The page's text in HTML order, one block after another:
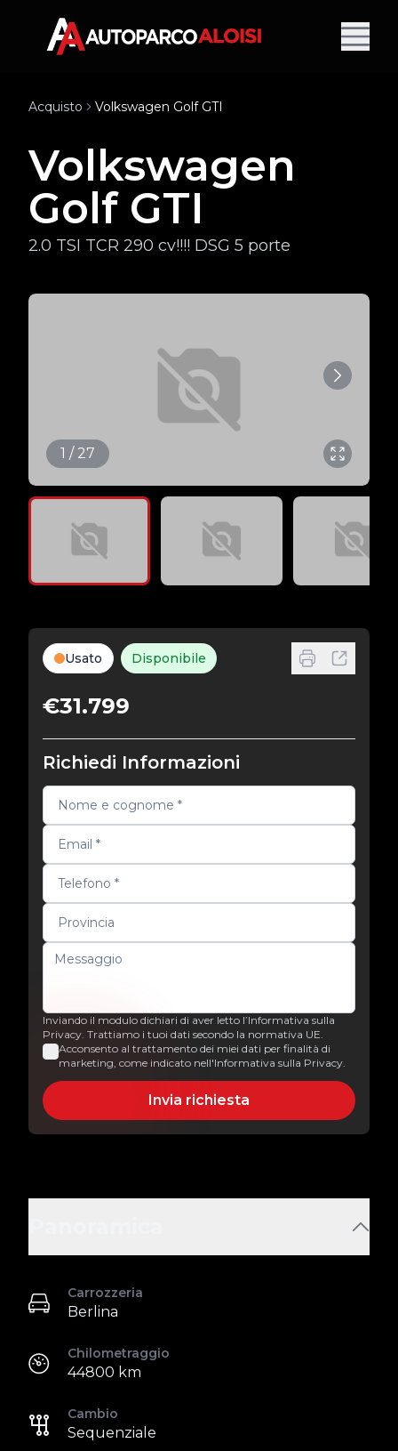
Acquisto Volkswagen Golf GTI
Volkswagen
Golf GTI
2.0 TSI TCR 290 cv!!!! DSG 5 porte
1 / 27
Usato Disponibile
€31.799
Richiedi Informazioni
Inviando il modulo dichiari di aver letto l’Informativa sulla
Privacy. Trattiamo i tuoi dati secondo la normativa UE.
Acconsento al trattamento dei miei dati per finalità di
marketing, come indicato nell'Informativa sulla Privacy.
Invia richiesta
Carrozzeria
Berlina
Chilometraggio
44800 km
Cambio
Sequenziale